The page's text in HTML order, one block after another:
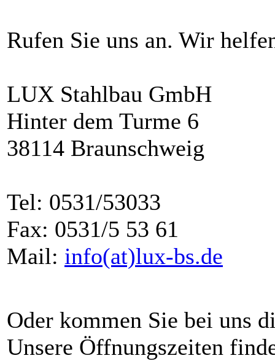
Rufen Sie uns an. Wir
LUX Stahlbau GmbH
Hinter dem Turme 6
38114 Braunschweig
Tel: 0531/53033
Fax: 0531/5 53 61
Mail: info(at)lux-bs.de
Oder kommen Sie bei uns
Unsere Öffnungszeiten